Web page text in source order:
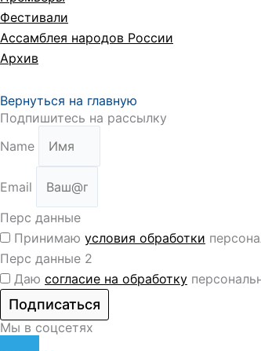
Фестивали
Ассамблея народов России
Архив
Вернуться на главную
Подпишитесь на рассылку
Name
Email
Перс данные
Принимаю условия обработки
Перс данные 2
Даю согласие на обработку
Подписаться
Мы в соцсетях